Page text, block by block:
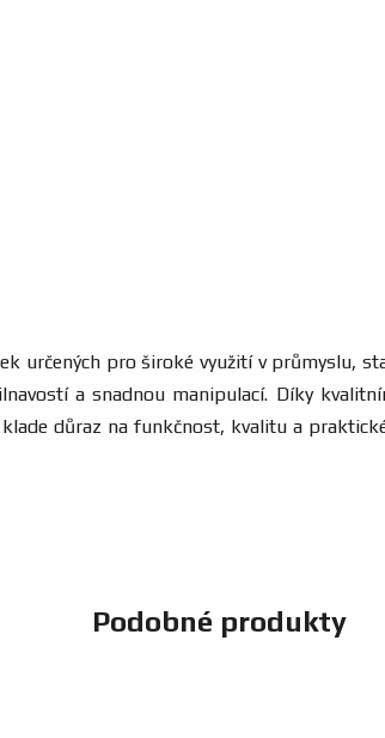
určených pro široké využití v průmyslu,
a snadnou manipulací. Díky
důraz na funkčnost, kvalitu a
Podobné produkty